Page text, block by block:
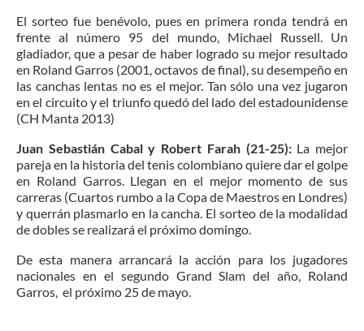
El sorteo fue benévolo, pues en primera ronda tendrá en
frente al número 95 del mundo, Michael Russell. Un
gladiador, que a pesar de haber logrado su mejor resultado
en Roland Garros (2001, octavos de final), su desempeño en
las canchas lentas no es el mejor. Tan sólo una vez jugaron
en el circuito y el triunfo quedó del lado del estadounidense
(CH Manta 2013)
Juan Sebastián Cabal y Robert Farah (21-25): La mejor
pareja en la historia del tenis colombiano quiere dar el golpe
en Roland Garros. Llegan en el mejor momento de sus
carreras (Cuartos rumbo a la Copa de Maestros en Londres)
y querrán plasmarlo en la cancha. El sorteo de la modalidad
de dobles se realizará el próximo domingo.
De esta manera arrancará la acción para los jugadores
nacionales en el segundo Grand Slam del año, Roland
Garros, el próximo 25 de mayo.